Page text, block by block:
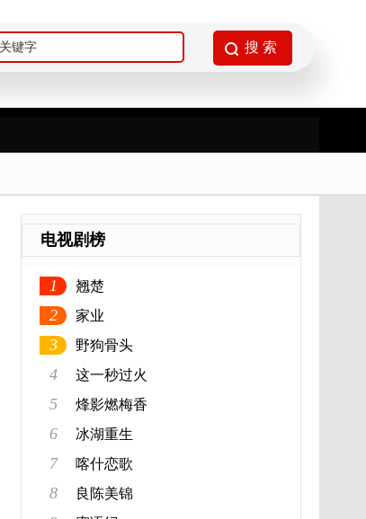
电视剧榜
1 翘楚
2 家业
3 野狗骨头
4 这一秒过火
5 烽影燃梅香
6 冰湖重生
7 喀什恋歌
8 良陈美锦